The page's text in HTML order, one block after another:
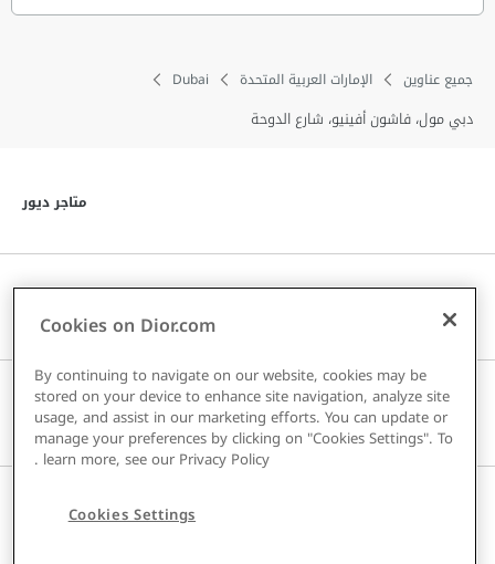
جميع عناوين الإمارات العربية المتحدة Dubai
دبي مول، فاشون أفينيو، شارع الدوحة
متاجر ديور
دار DIOR
البلد / المنطقة
Cookies on Dior.com
By continuing to navigate on our website, cookies may be
stored on your device to enhance site navigation, analyze site
usage, and assist in our marketing efforts. You can update or
manage your preferences by clicking on "Cookies Settings". To
learn more, see our Privacy Policy
.
Cookies Settings